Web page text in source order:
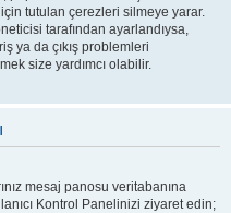
tutulan çerezleri silmeye yarar.
tarafından ayarlandıysa,
ya da çıkış problemleri
size yardımcı olabilir.
mesaj panosu veritabanına
Kontrol Panelinizi ziyaret edin;